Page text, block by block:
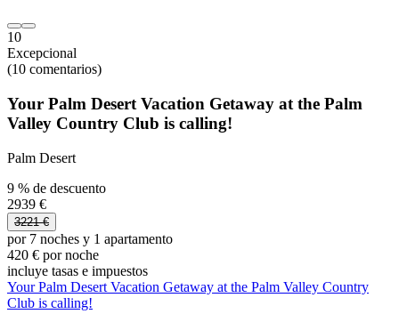
10
Excepcional
(10 comentarios)
Your Palm Desert Vacation Getaway at the Palm
Valley Country Club is calling!
Palm Desert
9 % de descuento
2939 €
3221 €
por 7 noches y 1 apartamento
420 € por noche
incluye tasas e impuestos
Your Palm Desert Vacation Getaway at the Palm Valley Country
Club is calling!